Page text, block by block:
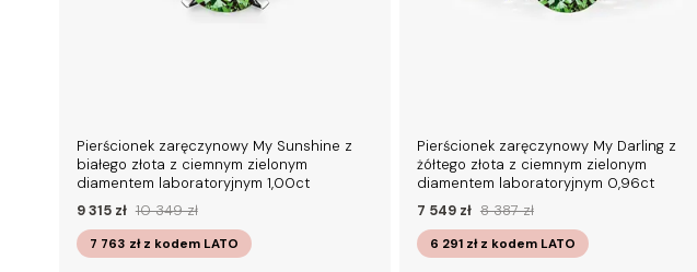
Pierścionek zaręczynowy My Sunshine z
białego złota z ciemnym zielonym
diamentem laboratoryjnym 1,00ct
9 315 zł 10 349 zł
7 763 zł z kodemLATO
Pierścionek zaręczynowy My Darling z
żółtego złota z ciemnym zielonym
diamentem laboratoryjnym 0,96ct
7 549 zł 8 387 zł
6 291 zł z kodemLATO